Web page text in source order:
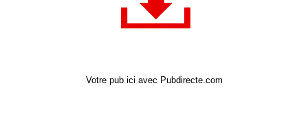
Votre pub ici avec Pubdirecte.com